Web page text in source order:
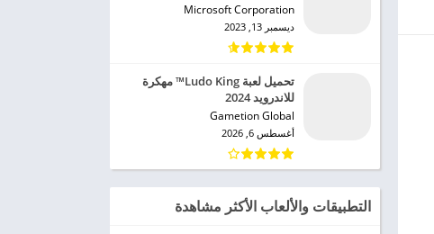
Microsoft Corporation‏
ديسمبر 13, 2023
تحميل لعبة Ludo King™ مهكرة
للاندرويد 2024
Gametion Global‏
أغسطس 6, 2026
التطبيقات والألعاب الأكثر مشاهدة